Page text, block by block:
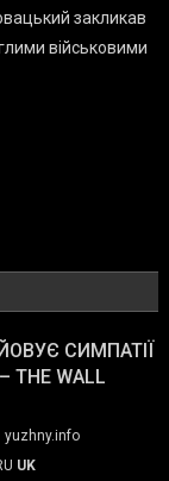
закликав
військовими
СИМПАТІЇ
WALL
yuzhny.info
UK